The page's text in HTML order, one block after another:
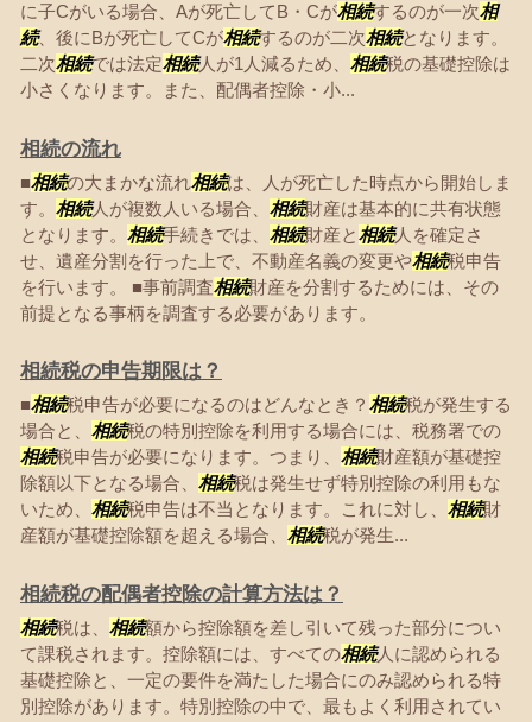
に子Cがいる場合、Aが死亡してB・Cが相続するのが一次相
続、後にBが死亡してCが相続するのが二次相続となります。
二次相続では法定相続人が1人減るため、 相続税の基礎控除は
小さくなります。また、配偶者控除・小...
相続の流れ
■相続の大まかな流れ相続は、人が死亡した時点から開始しま
す。 相続人が複数人いる場合、 相続財産は基本的に共有状態
となります。 相続手続きでは、 相続財産と相続人を確定さ
せ、遺産分割を行った上で、不動産名義の変更や相続税申告
を行います。 ■事前調査相続財産を分割するためには、その
前提となる事柄を調査する必要があります。
相続税の申告期限は？
■相続税申告が必要になるのはどんなとき？ 相続税が発生する
場合と、 相続税の特別控除を利用する場合には、税務署での
相続税申告が必要になります。つまり、 相続財産額が基礎控
除額以下となる場合、 相続税は発生せず特別控除の利用もな
いため、 相続税申告は不当となります。これに対し、 相続財
産額が基礎控除額を超える場合、 相続税が発生...
相続税の配偶者控除の計算方法は？
相続税は、 相続額から控除額を差し引いて残った部分につい
て課税されます。控除額には、すべての相続人に認められる
基礎控除と、一定の要件を満たした場合にのみ認められる特
別控除があります。特別控除の中で、最もよく利用されてい